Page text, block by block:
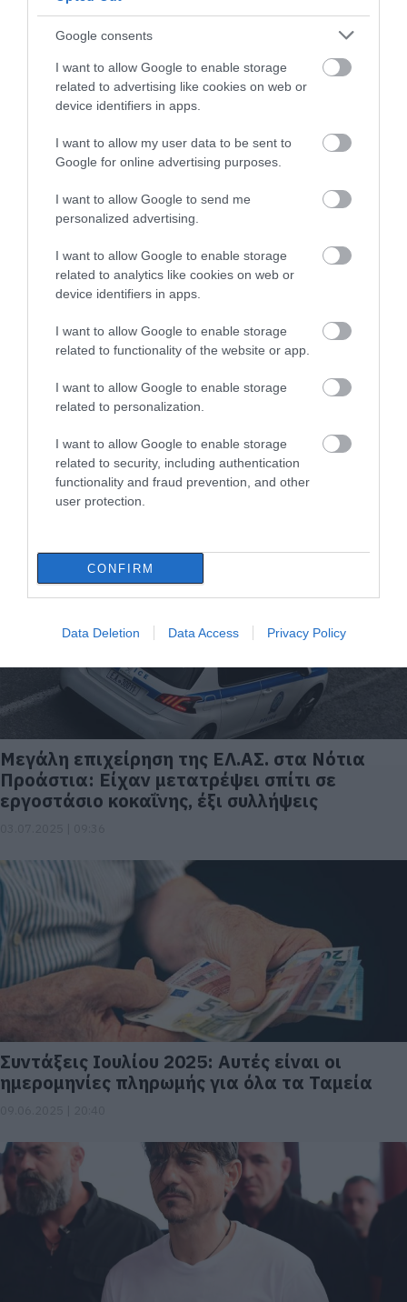
Google consents
I want to allow Google to enable storage
related to advertising like cookies on web or
device identifiers in apps.
I want to allow my user data to be sent to
Google for online advertising purposes.
I want to allow Google to send me
personalized advertising.
I want to allow Google to enable storage
related to analytics like cookies on web or
device identifiers in apps.
I want to allow Google to enable storage
related to functionality of the website or app.
I want to allow Google to enable storage
related to personalization.
I want to allow Google to enable storage
related to security, including authentication
functionality and fraud prevention, and other
user protection.
CONFIRM
Data Deletion Data Access Privacy Policy
«Ντου» της ΕΛΑΣ στις φυλακές Κορυδαλλού
– Τι συνέβη
Αρνητική πρωτιά για την Εύβοια στις
παραβάσεις κράνους
Μεγάλη επιχείρηση της ΕΛ.ΑΣ. στα Νότια
Προάστια: Είχαν μετατρέψει σπίτι σε
εργοστάσιο κοκαΐνης, έξι συλλήψεις
Συντάξεις Ιουλίου 2025: Αυτές είναι οι
ημερομηνίες πληρωμής για όλα τα Ταμεία